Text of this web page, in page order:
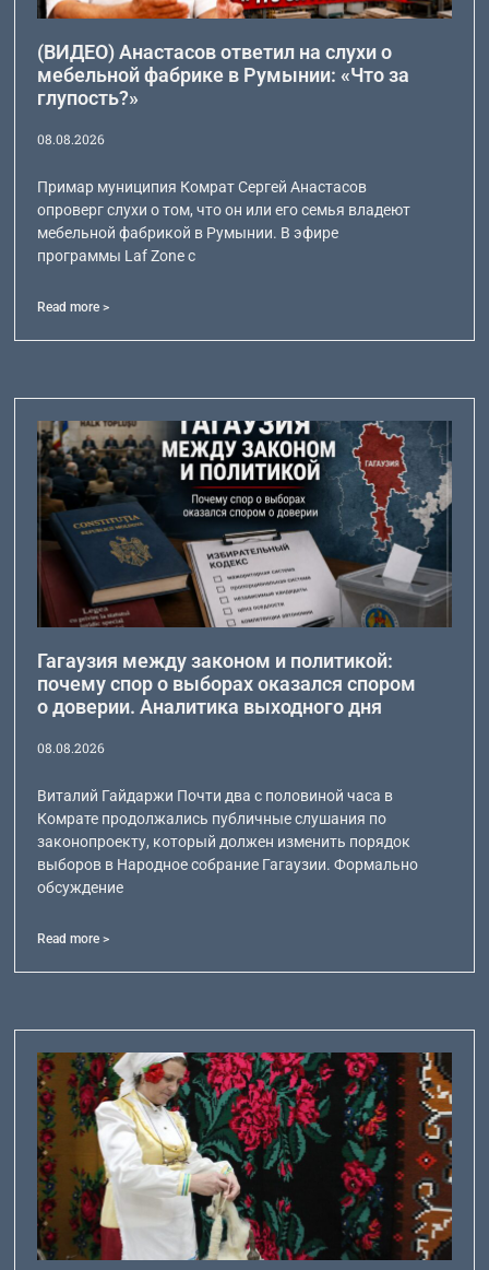
(ВИДЕО) Анастасов ответил на слухи о
мебельной фабрике в Румынии: «Что за
глупость?»
08.08.2026
Примар муниципия Комрат Сергей Анастасов
опроверг слухи о том, что он или его семья владеют
мебельной фабрикой в Румынии. В эфире
программы Laf Zone с
Read more >
Гагаузия между законом и политикой:
почему спор о выборах оказался спором
о доверии. Аналитика выходного дня
08.08.2026
Виталий Гайдаржи Почти два с половиной часа в
Комрате продолжались публичные слушания по
законопроекту, который должен изменить порядок
выборов в Народное собрание Гагаузии. Формально
обсуждение
Read more >